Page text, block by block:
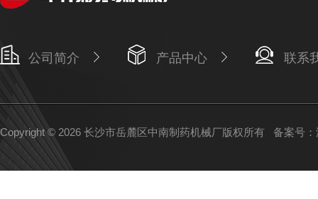
公司简介 产品中心 联系
Copyright © 2026 长沙市岳麓区中南制药机械厂版权所有 备案号